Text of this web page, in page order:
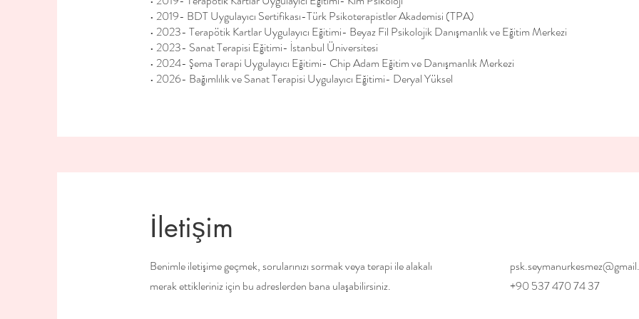
• 2019- BDT Uygulayıcı Sertifikası-Türk Psikoterapistler Akademisi (TPA)
• 2023- Terapötik Kartlar Uygulayıcı Eğitimi- Beyaz Fil Psikolojik Danışmanlık ve Eğitim Merkezi
• 2023- Sanat Terapisi Eğitimi- İstanbul Üniversitesi
• 2024- Şema Terapi Uygulayıcı Eğitimi- Chip Adam Eğitim ve Danışmanlık Merkezi
• 2026- Bağımlılık ve Sanat Terapisi Uygulayıcı Eğitimi- Deryal Yüksel
İletişim
Benimle iletişime geçmek, sorularınızı sormak veya terapi ile alakalı
merak ettikleriniz için bu adreslerden bana ulaşabilirsiniz.
+90 537 470 74 37